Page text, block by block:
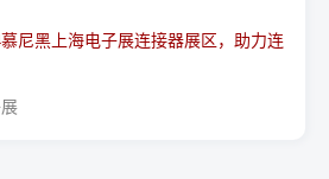
尼黑上海电子展连接器展区，助力连